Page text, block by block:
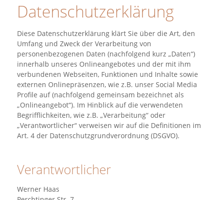
Datenschutzerklärung
Diese Datenschutzerklärung klärt Sie über die Art, den
Umfang und Zweck der Verarbeitung von
personenbezogenen Daten (nachfolgend kurz „Daten“)
innerhalb unseres Onlineangebotes und der mit ihm
verbundenen Webseiten, Funktionen und Inhalte sowie
externen Onlinepräsenzen, wie z.B. unser Social Media
Profile auf (nachfolgend gemeinsam bezeichnet als
„Onlineangebot“). Im Hinblick auf die verwendeten
Begrifflichkeiten, wie z.B. „Verarbeitung“ oder
„Verantwortlicher“ verweisen wir auf die Definitionen im
Art. 4 der Datenschutzgrundverordnung (DSGVO).
Verantwortlicher
Werner Haas